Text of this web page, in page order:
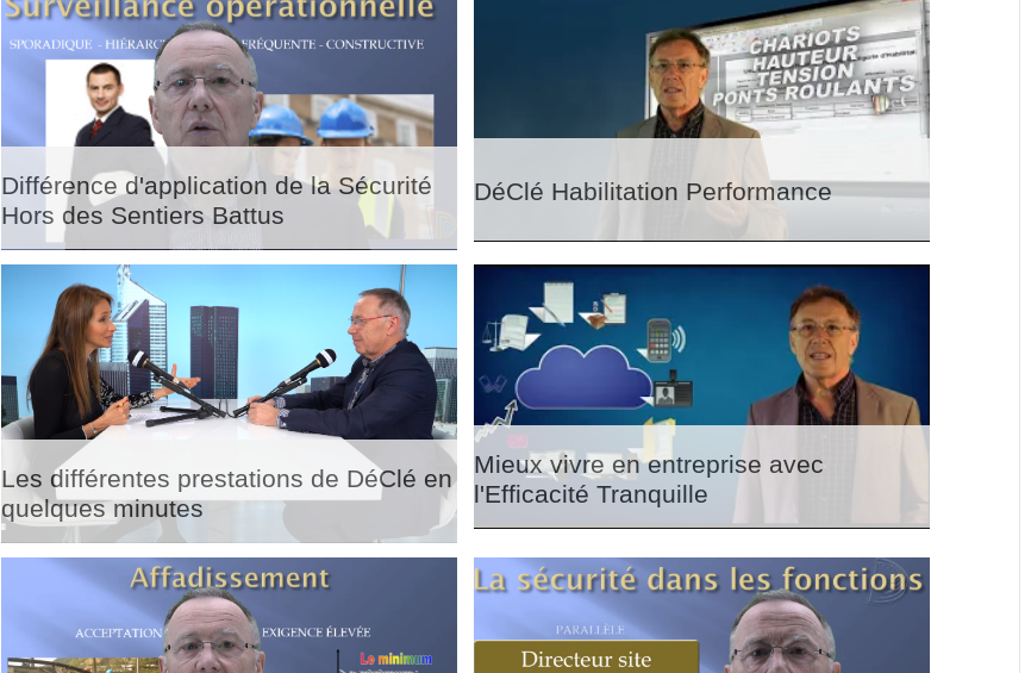
Différence d'application de la Sécurité
Hors des Sentiers Battus
DéClé Habilitation Performance
Les différentes prestations de DéClé en
quelques minutes
Mieux vivre en entreprise avec
l'Efficacité Tranquille